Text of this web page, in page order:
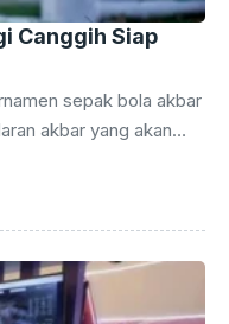
Canggih Siap
sepak bola akbar
akbar yang akan
berkat deretan
teknologi ini
pengalaman sepak